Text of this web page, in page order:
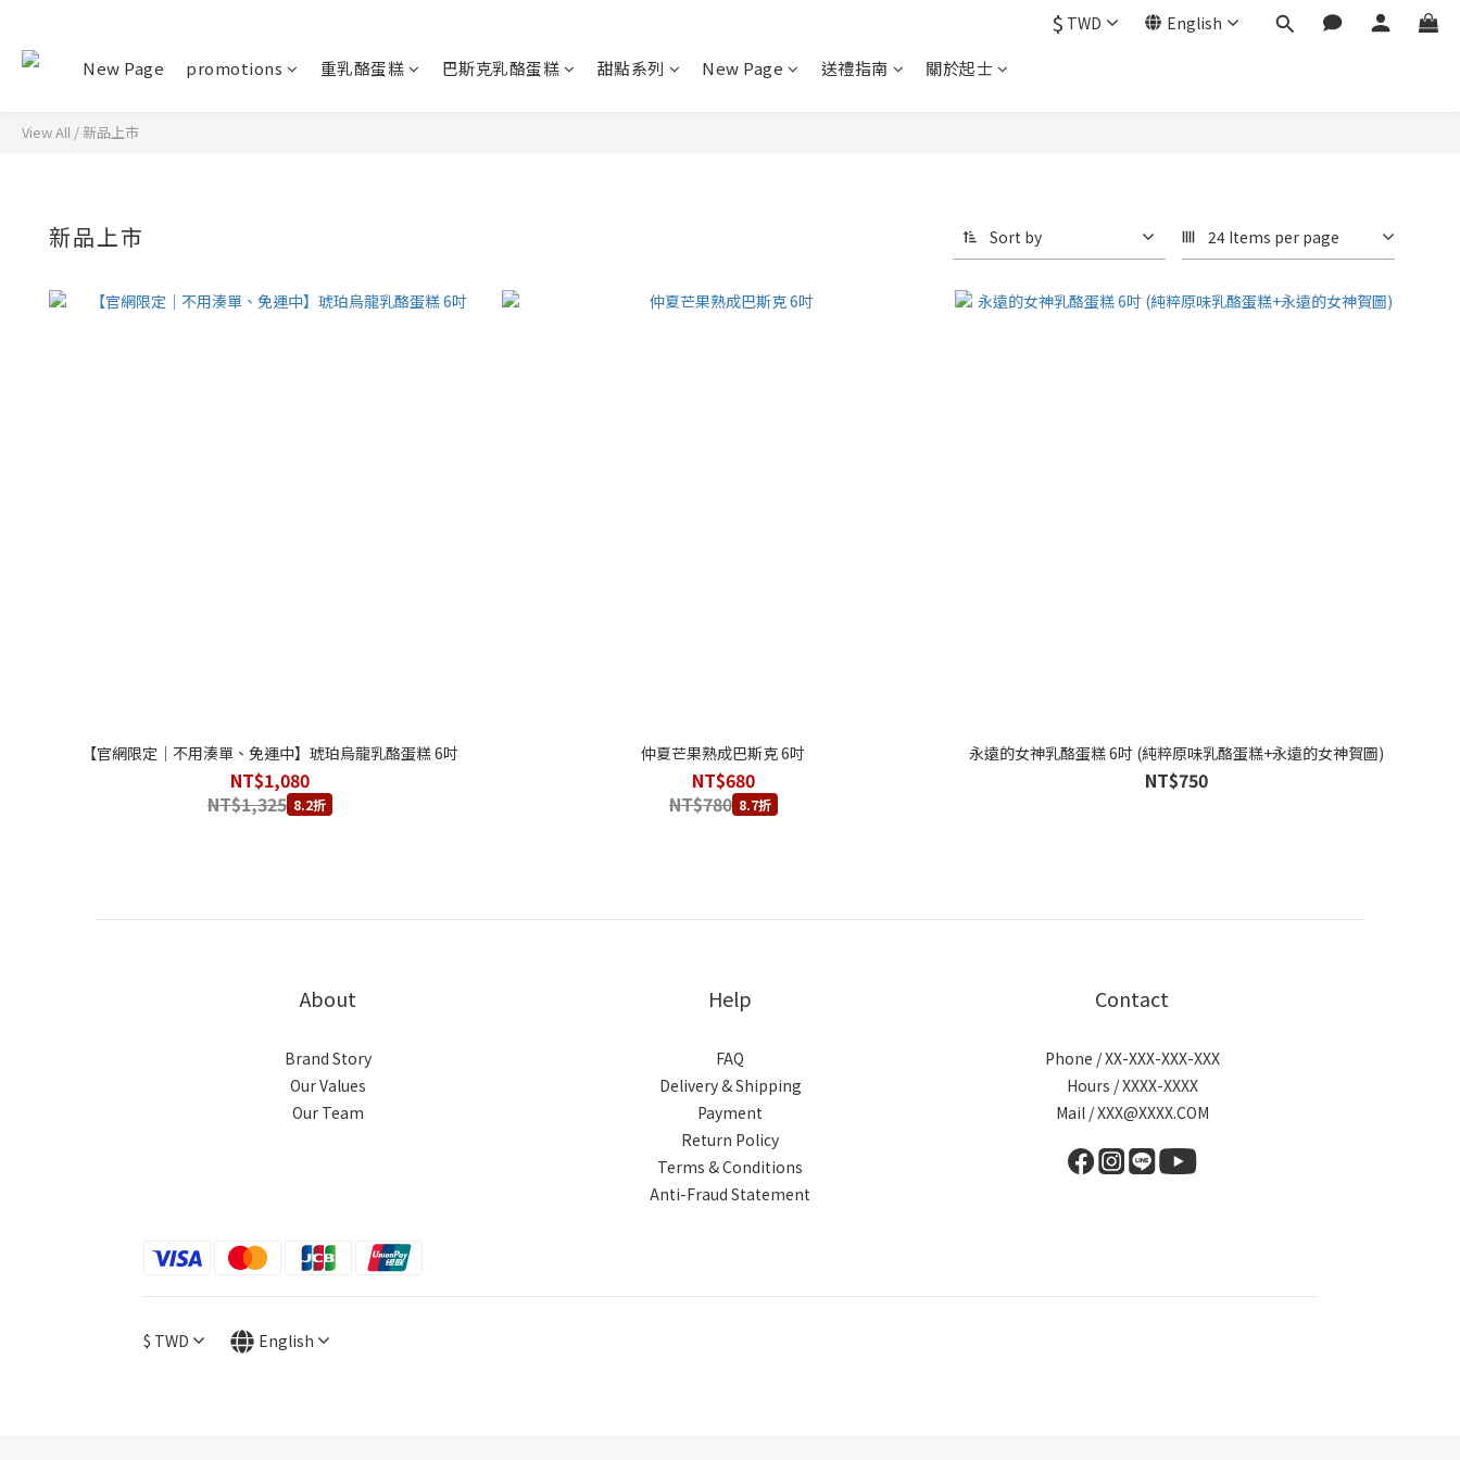
$ TWD English
New Page promotions 重乳酪蛋糕 巴斯克乳酪蛋糕 甜點系列 New Page 送禮指南 關於起士
View All /新品上市
新品上市 Sort by 24 Items per page
【官網限定｜不用湊單、免運中】琥珀烏龍乳酪蛋糕 6吋
NT$1,080
NT$1,325 8.2折
仲夏芒果熟成巴斯克 6吋
NT$680
NT$780 8.7折
永遠的女神乳酪蛋糕 6吋 (純粹原味乳酪蛋糕+永遠的女神賀圖)
NT$750
About
Brand Story
Our Values
Our Team
Help
FAQ
Delivery & Shipping
Payment
Return Policy
Terms & Conditions
Anti-Fraud Statement
Contact
Phone / XX-XXX-XXX-XXX
Hours / XXXX-XXXX
Mail / XXX@XXXX.COM
$ TWD English